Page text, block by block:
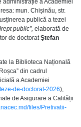
administrație a Academiei
mun. Chișinău, str.
publică a tezei
public”, elaborată de
de doctoratŞtefan
la Biblioteca Națională
din cadrul
a Academiei
de-doctorat-2026),
de Asigurare a Calității
files/Pretivatii-